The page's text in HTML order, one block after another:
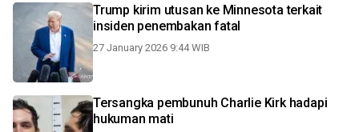
Trump kirim utusan ke Minnesota terkait
insiden penembakan fatal
27 January 2026 9:44 WIB
Tersangka pembunuh Charlie Kirk hadapi
hukuman mati